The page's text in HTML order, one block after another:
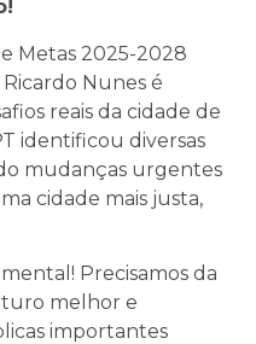
Metas 2025-2028
Nunes é
reais da cidade de
identificou diversas
mudanças urgentes
cidade mais justa,
Precisamos da
melhor e
importantes